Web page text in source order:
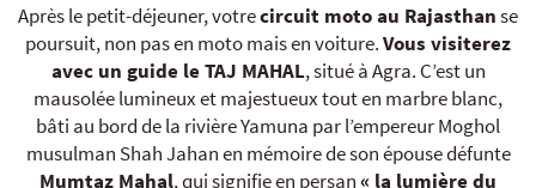
Après le petit-déjeuner, votrecircuit moto au Rajasthanse
poursuit, non pas en moto mais en voiture.Vous visiterez
avec un guide le TAJ MAHAL, situé à Agra. C’est un
mausolée lumineux et majestueux tout en marbre blanc,
bâti au bord de la rivière Yamuna par l’empereur Moghol
musulman Shah Jahan en mémoire de son épouse défunte
Mumtaz Mahal, qui signifie en persan« la lumière du